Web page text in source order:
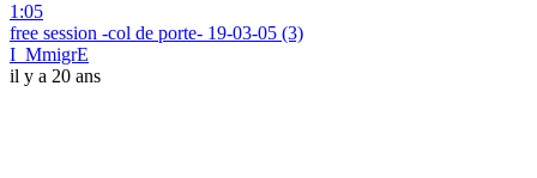
1:05
free session -col de porte- 19-03-05 (3)
I_MmigrE
il y a 20 ans